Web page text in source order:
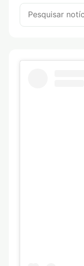
Pesquisar por: